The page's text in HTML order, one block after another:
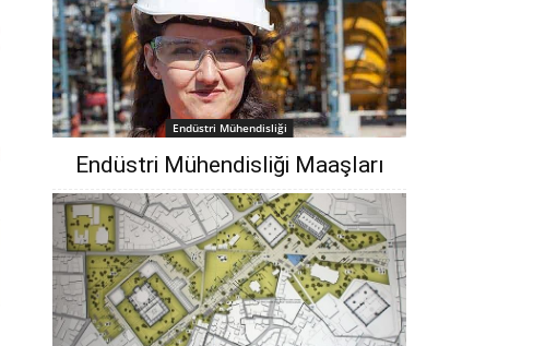
Endüstri Mühendisliği
Endüstri Mühendisliği Maaşları